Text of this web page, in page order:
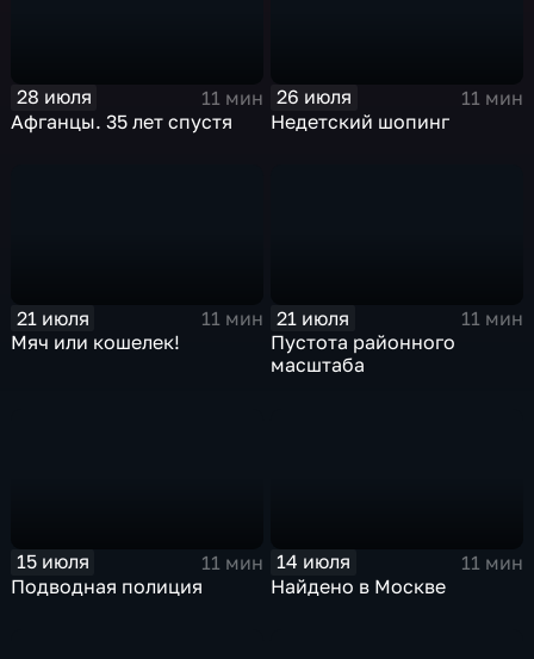
28 июля
11 мин
Афганцы. 35 лет спустя
26 июля
11 мин
Недетский шопинг
21 июля
11 мин
Мяч или кошелек!
21 июля
11 мин
Пустота районного
масштаба
15 июля
11 мин
Подводная полиция
14 июля
11 мин
Найдено в Москве